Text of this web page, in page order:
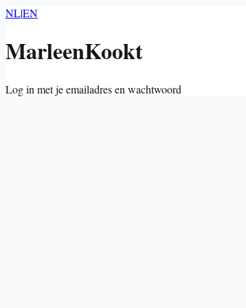
NL|EN
MarleenKookt
Log in met je emailadres en wachtwoord